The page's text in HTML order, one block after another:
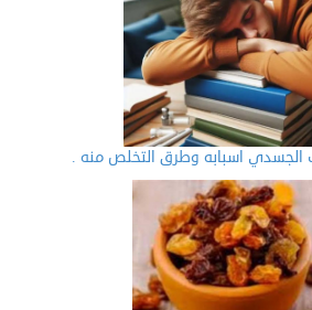
الجسدي اسبابه وطرق التخلص منه .